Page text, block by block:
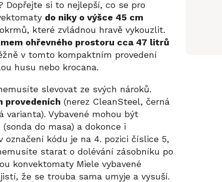
Dopřejte si to nejlepší, co se pro
do niky o výšce 45 cm
které zvládnou hravě vykouzlit.
ohřevného prostoru cca 47 litrů
v tomto kompaktním provedení
husu nebo krocana.
slevovat ze svých nároků.
provedeních (nerez CleanSteel, černá
Vybavené mohou být
(sonda do masa) a dokonce i
označení kódu je na 4. pozici číslice 5,
starat o dolévání zásobníku po
konvektomaty Miele vybavené
že se trouba sama umyje a vysuší.